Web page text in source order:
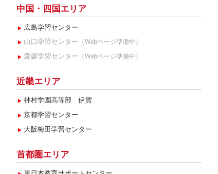
中国・四国エリア
広島学習センター
山口学習センター （Webページ準備中）
愛媛学習センター （Webページ準備中）
近畿エリア
神村学園高等部 伊賀
京都学習センター
大阪梅田学習センター
首都圏エリア